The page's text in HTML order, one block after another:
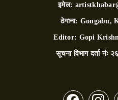
इमेल:
ठेगाना: Gongabu,
Editor: Gopi
सूचना विभाग दर्ता नंः